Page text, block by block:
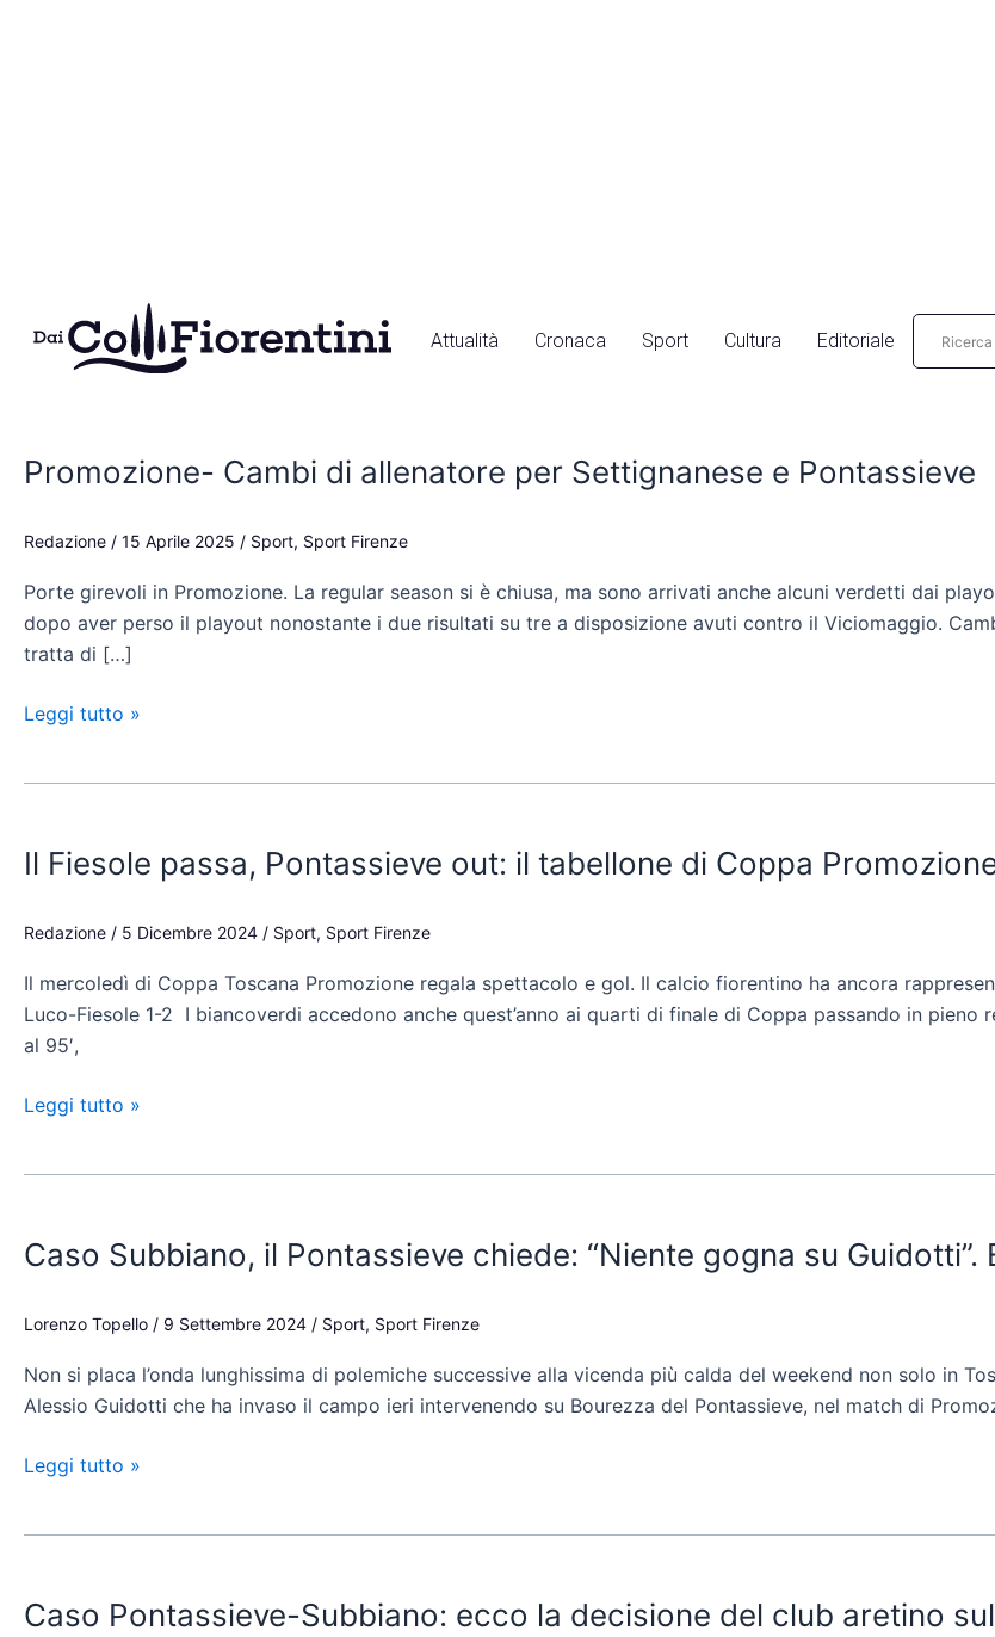
Attualità Cronaca Sport Cultura Editoriale
Promozione- Cambi di allenatore per Settignanese e Pontassieve
Redazione / 15 Aprile 2025 / Sport, Sport Firenze
Porte girevoli in Promozione. La regular season si è chiusa, ma sono arrivati anche alcuni verdetti dai
dopo aver perso il playout nonostante i due risultati su tre a disposizione avuti contro il Viciomaggio.
tratta di […]
di
per
e
Pontassieve
Leggi tutto »
Il Fiesole passa, Pontassieve out: il tabellone di Coppa
Redazione / 5 Dicembre 2024 / Sport, Sport Firenze
Il mercoledì di Coppa Toscana Promozione regala spettacolo e gol. Il calcio fiorentino ha ancora
Luco-Fiesole 1-2 I biancoverdi accedono anche quest’anno ai quarti di finale di Coppa passando in
al 95′,
passa,
out:
tabellone
di
Coppa
Leggi tutto »
Caso Subbiano, il Pontassieve chiede: “Niente gogna su
Lorenzo Topello / 9 Settembre 2024 / Sport, Sport Firenze
Non si placa l’onda lunghissima di polemiche successive alla vicenda più calda del weekend non solo in
Alessio Guidotti che ha invaso il campo ieri intervenendo su Bourezza del Pontassieve, nel match di
il
chiede:
gogna
su
E
ricorso…
Leggi tutto »
Caso Pontassieve-Subbiano: ecco la decisione del club aretino
Subbiano: